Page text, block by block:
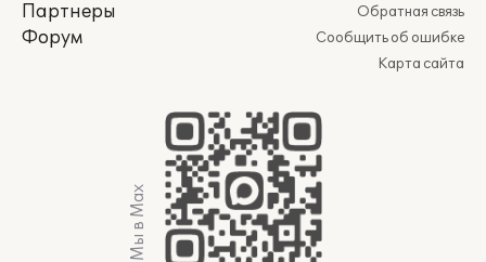
Партнеры
Форум
Обратная связь
Сообщить об ошибке
Карта сайта
Мы в Max